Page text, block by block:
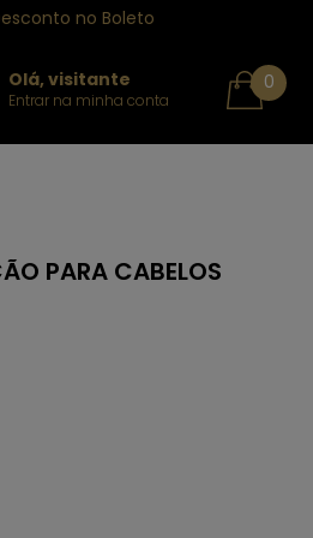
no Boleto
Olá, visitante
Entrar na minha conta
0
PARA CABELOS